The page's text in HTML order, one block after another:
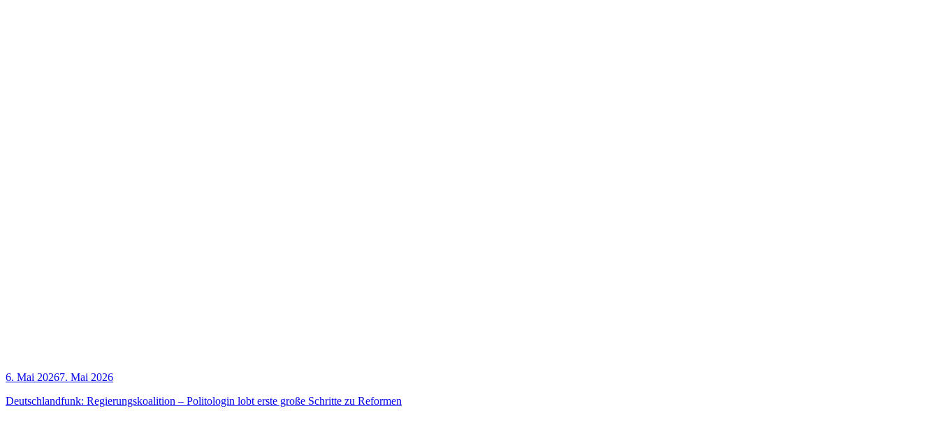
6. Mai 20267. Mai 2026
Deutsch­land­funk: Regie­rungs­ko­ali­ti­on – Poli­to­lo­gin lobt ers­te gro­ße Schrit­te zu Reformen